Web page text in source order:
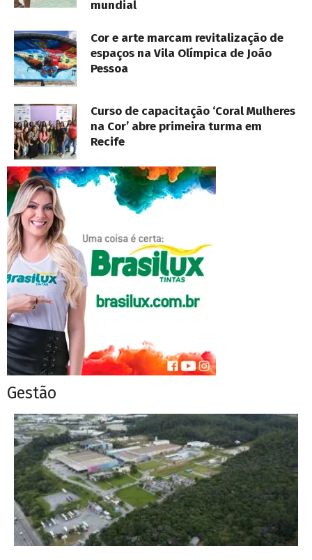
mundial
Cor e arte marcam revitalização de
espaços na Vila Olímpica de João
Pessoa
Curso de capacitação ‘Coral Mulheres
na Cor’ abre primeira turma em
Recife
Gestão